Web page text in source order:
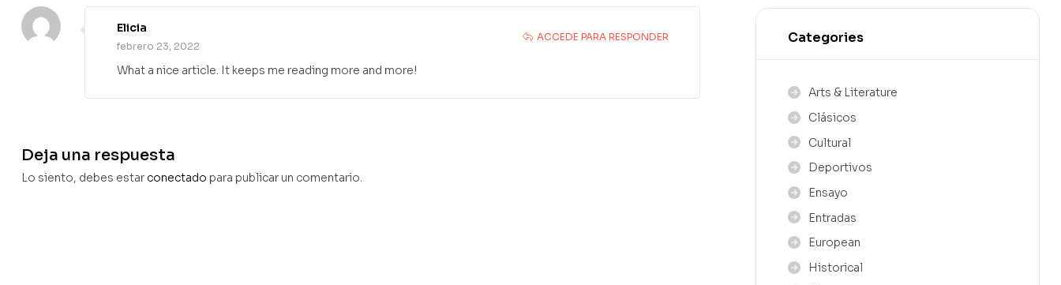
Elicia
febrero 23, 2022
ACCEDE PARA RESPONDER
What a nice article. It keeps me reading more and more!
Deja una respuesta
Lo siento, debes estar conectado para publicar un comentario.
Categories
Arts & Literature
Clásicos
Cultural
Deportivos
Ensayo
Entradas
European
Historical